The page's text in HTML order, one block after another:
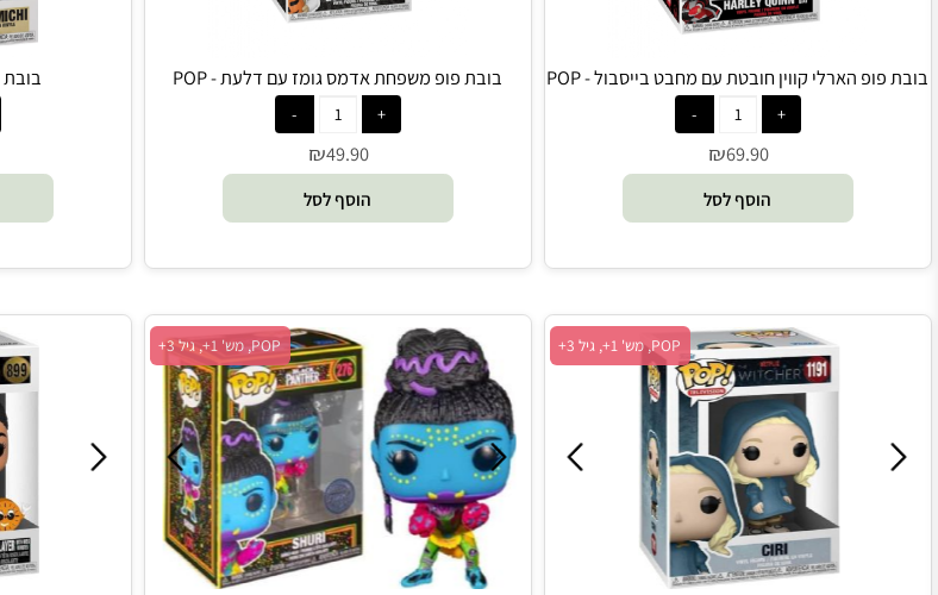
₪69.90
הוסף לסל
₪49.90
הוסף לסל
POP, מש' 1+, גיל 3+ POP, מש' 1+, גיל 3+